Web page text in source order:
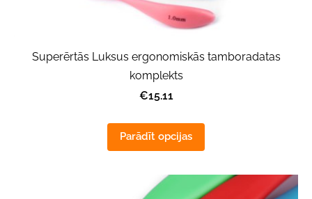
Superērtās Luksus ergonomiskās tamboradatas
komplekts
€15.11
Parādīt opcijas